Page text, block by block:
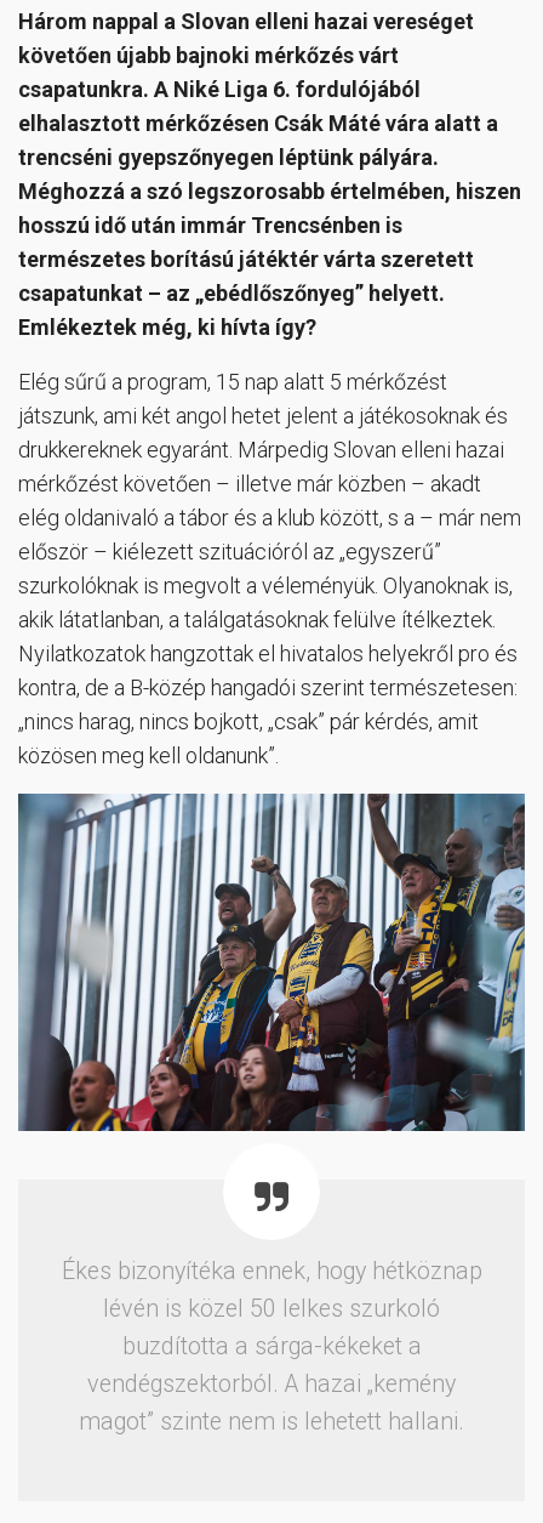
Három nappal a Slovan elleni hazai vereséget
követően újabb bajnoki mérkőzés várt
csapatunkra. A Niké Liga 6. fordulójából
elhalasztott mérkőzésen Csák Máté vára alatt a
trencséni gyepszőnyegen léptünk pályára.
Méghozzá a szó legszorosabb értelmében, hiszen
hosszú idő után immár Trencsénben is
természetes borítású játéktér várta szeretett
csapatunkat – az „ebédlőszőnyeg” helyett.
Emlékeztek még, ki hívta így?
Elég sűrű a program, 15 nap alatt 5 mérkőzést
játszunk, ami két angol hetet jelent a játékosoknak és
drukkereknek egyaránt. Márpedig Slovan elleni hazai
mérkőzést követően – illetve már közben – akadt
elég oldanivaló a tábor és a klub között, s a – már nem
először – kiélezett szituációról az „egyszerű”
szurkolóknak is megvolt a véleményük. Olyanoknak is,
akik látatlanban, a találgatásoknak felülve ítélkeztek.
Nyilatkozatok hangzottak el hivatalos helyekről pro és
kontra, de a B-közép hangadói szerint természetesen:
„nincs harag, nincs bojkott, „csak” pár kérdés, amit
közösen meg kell oldanunk”.
Ékes bizonyítéka ennek, hogy hétköznap
lévén is közel 50 lelkes szurkoló
buzdította a sárga-kékeket a
vendégszektorból. A hazai „kemény
magot” szinte nem is lehetett hallani.